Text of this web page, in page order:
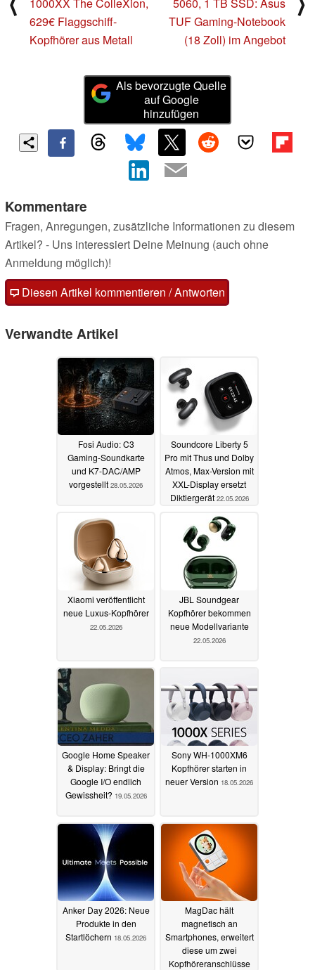
629€ Flaggschiff-
Kopfhörer aus Metall
TUF Gaming-Notebook
(18 Zoll) im Angebot
Als bevorzugte Quelle
auf Google
hinzufügen
Kommentare
Fragen, Anregungen, zusätzliche Informationen zu diesem
Artikel? - Uns interessiert Deine Meinung (auch ohne
Anmeldung möglich)!
Diesen Artikel kommentieren / Antworten
Verwandte Artikel
Fosi Audio: C3
Gaming-Soundkarte
und K7-DAC/AMP
vorgestellt 28.05.2026
Soundcore Liberty 5
Pro mit Thus und Dolby
Atmos, Max-Version mit
XXL-Display ersetzt
Diktiergerät 22.05.2026
Xiaomi veröffentlicht
neue Luxus-Kopfhörer
22.05.2026
JBL Soundgear
Kopfhörer bekommen
neue Modellvariante
22.05.2026
Google Home Speaker
& Display: Bringt die
Google I/O endlich
Gewissheit? 19.05.2026
Sony WH-1000XM6
Kopfhörer starten in
neuer Version 18.05.2026
Anker Day 2026: Neue
Produkte in den
Startlöchern 18.05.2026
MagDac hält
magnetisch an
Smartphones, erweitert
diese um zwei
Kopfhöreranschlüsse